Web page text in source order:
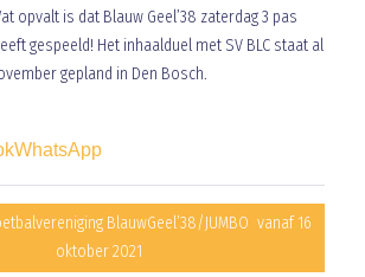
opvalt is dat Blauw Geel’38 zaterdag 3 pas
gespeeld! Het inhaalduel met SV BLC staat al
gepland in Den Bosch.
WhatsApp
BlauwGeel’38/JUMBO vanaf 16
oktober 2021